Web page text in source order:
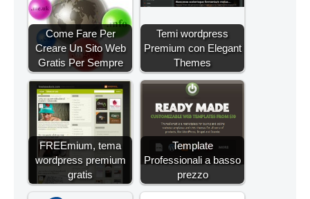
Come Fare Per
Creare Un Sito Web
Gratis Per Sempre
Temi wordpress
Premium con Elegant
Themes
FREEmium, tema
wordpress premium
gratis
Template
Professionali a basso
prezzo